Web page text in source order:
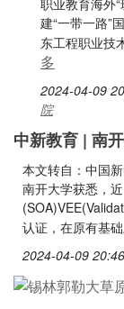
职业教育海外
建“一带一路”
东工程职业技
多
2024-04-09
院
中新教育 | 南
本文转自：中国
南开大学获悉，
认证，在原有基
2024-04-09